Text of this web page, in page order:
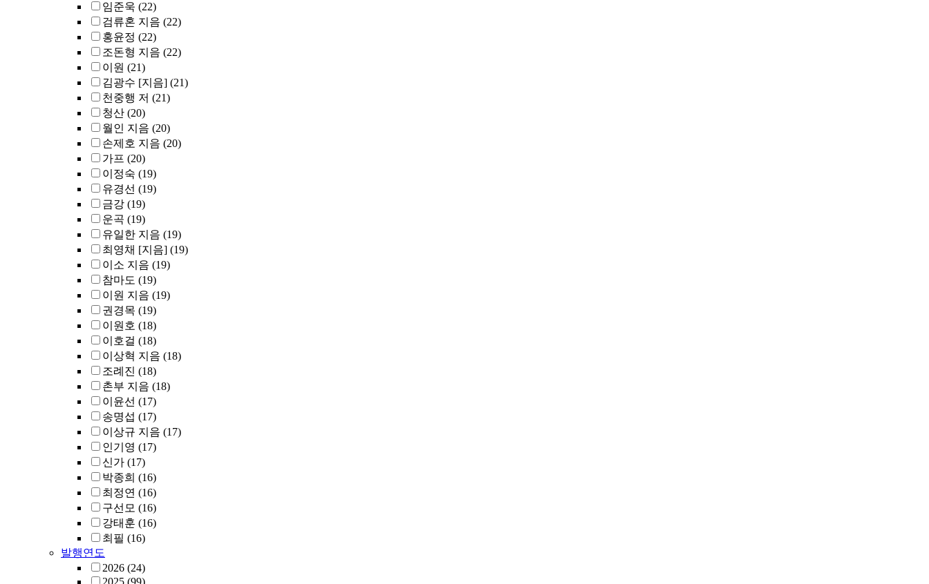
임준욱 (22)
검류혼 지음 (22)
홍윤정 (22)
조돈형 지음 (22)
이원 (21)
김광수 [지음] (21)
천중행 저 (21)
청산 (20)
월인 지음 (20)
손제호 지음 (20)
가프 (20)
이정숙 (19)
유경선 (19)
금강 (19)
운곡 (19)
유일한 지음 (19)
최영채 [지음] (19)
이소 지음 (19)
참마도 (19)
이원 지음 (19)
권경목 (19)
이원호 (18)
이호걸 (18)
이상혁 지음 (18)
조례진 (18)
촌부 지음 (18)
이윤선 (17)
송명섭 (17)
이상규 지음 (17)
인기영 (17)
신가 (17)
박종희 (16)
최정연 (16)
구선모 (16)
강태훈 (16)
최필 (16)
발행연도
2026 (24)
2025 (99)